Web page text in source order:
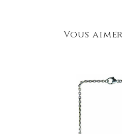
Vous